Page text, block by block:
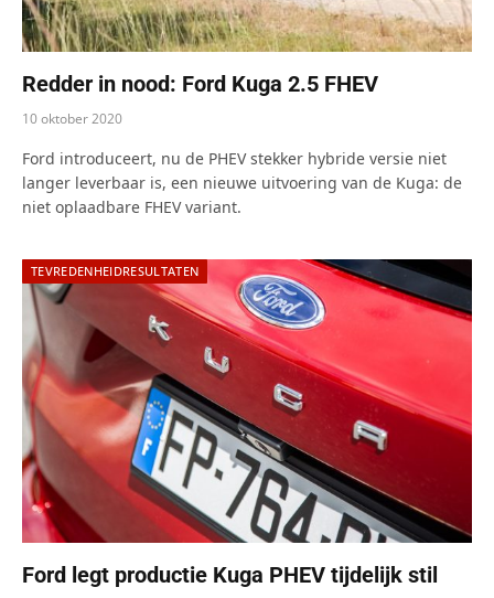
Redder in nood: Ford Kuga 2.5 FHEV
10 oktober 2020
Ford introduceert, nu de PHEV stekker hybride versie niet
langer leverbaar is, een nieuwe uitvoering van de Kuga: de
niet oplaadbare FHEV variant.
TEVREDENHEIDRESULTATEN
Ford legt productie Kuga PHEV tijdelijk stil